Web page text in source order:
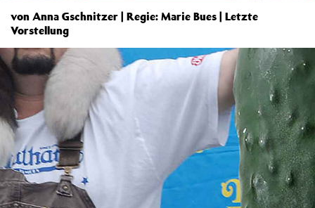
von Anna Gschnitzer | Regie: Marie Bues | Letzte
Vorstellung